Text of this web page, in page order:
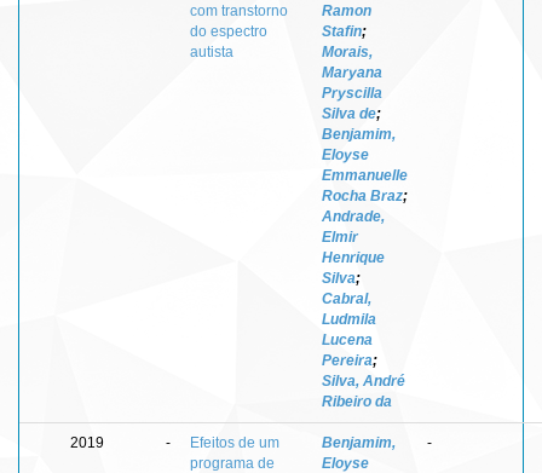
com transtorno
do espectro
autista
Ramon
Stafin;
Morais,
Maryana
Pryscilla
Silva de;
Benjamim,
Eloyse
Emmanuelle
Rocha Braz;
Andrade,
Elmir
Henrique
Silva;
Cabral,
Ludmila
Lucena
Pereira;
Silva, André
Ribeiro da
2019 -
Efeitos de um
programa de
Benjamim,
Eloyse
-